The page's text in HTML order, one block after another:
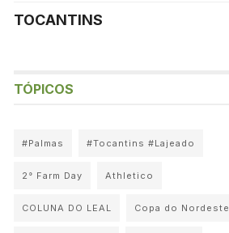
TOCANTINS
TÓPICOS
#Palmas #Tocantins #Lajeado
2° Farm Day Athletico
COLUNA DO LEAL Copa do Nordeste